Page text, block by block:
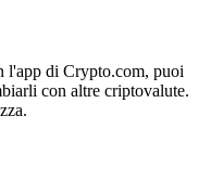
l'app di Crypto.com, puoi
con altre criptovalute.